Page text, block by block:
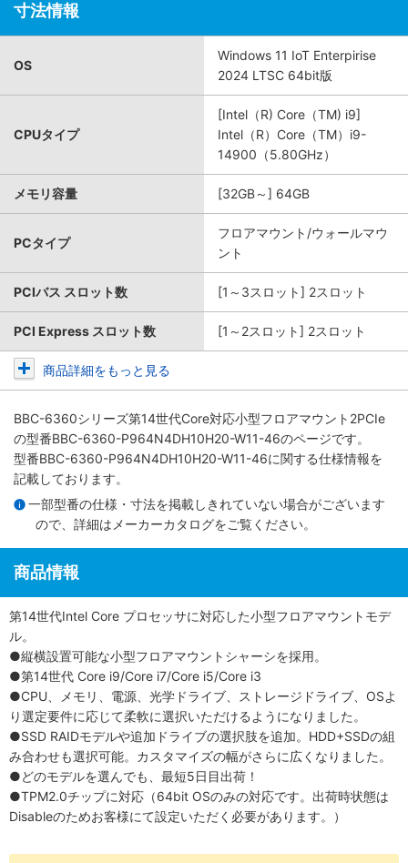
寸法情報
OS
Windows 11 IoT Enterpirise
2024 LTSC 64bit版
CPUタイプ
[Intel（R) Core（TM) i9]
Intel（R）Core（TM）i9-
14900（5.80GHz）
メモリ容量 [32GB～] 64GB
PCタイプ
フロアマウント/ウォールマウ
ント
PCIバス スロット数 [1～3スロット] 2スロット
PCI Express スロット数 [1～2スロット] 2スロット
商品詳細をもっと見る
BBC-6360シリーズ第14世代Core対応小型フロアマウント2PCIe
の型番BBC-6360-P964N4DH10H20-W11-46のページです。
型番BBC-6360-P964N4DH10H20-W11-46に関する仕様情報を
記載しております。
一部型番の仕様・寸法を掲載しきれていない場合がございます
ので、詳細は メーカーカタログをご覧ください。
商品情報
第14世代Intel Core プロセッサに対応した小型フロアマウントモデ
ル。
●縦横設置可能な小型フロアマウントシャーシを採用。
●第14世代 Core i9/Core i7/Core i5/Core i3
●CPU、メモリ、電源、光学ドライブ、ストレージドライブ、OSよ
り選定要件に応じて柔軟に選択いただけるようになりました。
●SSD RAIDモデルや追加ドライブの選択肢を追加。HDD+SSDの組
み合わせも選択可能。カスタマイズの幅がさらに広くなりました。
●どのモデルを選んでも、最短5日目出荷！
●TPM2.0チップに対応（64bit OSのみの対応です。出荷時状態は
Disableのためお客様にて設定いただく必要があります。）